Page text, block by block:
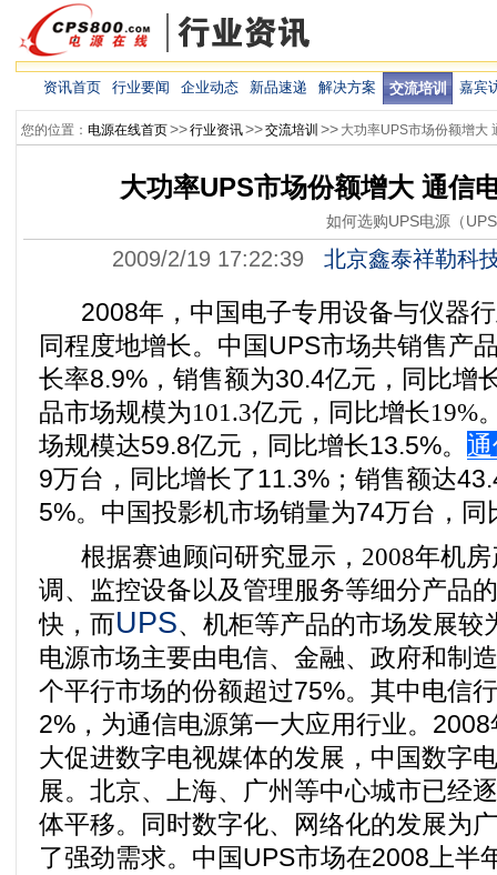
资讯首页 行业要闻 企业动态 新品速递 解决方案 交流培训 嘉宾
您的位置： 电源在线首页>>行业资讯>>交流培训 >> 大功率UPS市场份额增大
大功率UPS市场份额增大 通信
如何选购UPS电源（
2009/2/19 17:22:39 北京鑫泰祥勒科
2008年，中国电子专用设备与仪器
同程度地增长。中国UPS市场共销售产
长率8.9%，销售额为30.4亿元，同比增
品市场规模为101.3亿元，同比增长19%
场规模达59.8亿元，同比增长13.5%。
9万台，同比增长了11.3%；销售额达
5%。中国投影机市场销量为74万台，同
根据赛迪顾问研究显示， 2008年机
调、监控设备以及管理服务等细分产品
快，而UPS、机柜等产品的市场发展较
电源市场主要由电信、金融、政府和制
个平行市场的份额超过75%。其中电信
2%，为通信电源第一大应用行业。
大促进数字电视媒体的发展，中国数字
展。北京、上海、广州等中心城市已经
体平移。同时数字化、网络化的发展为
了强劲需求。中国UPS市场在2008上半